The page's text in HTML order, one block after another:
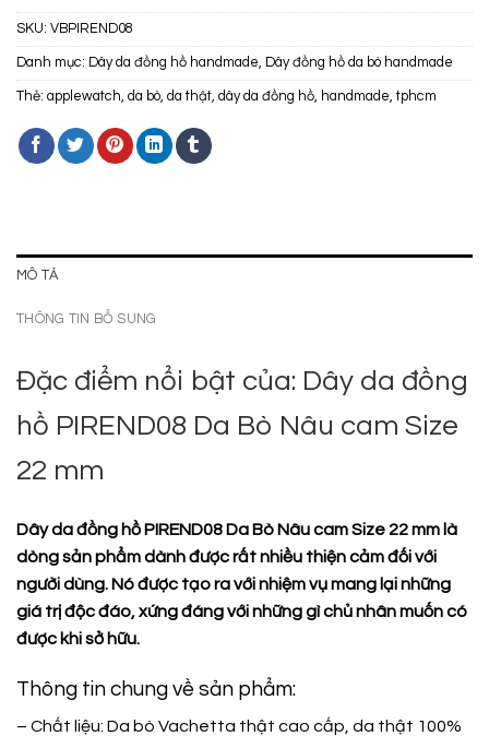
SKU: VBPIREND08
Danh mục: Dây da đồng hồ handmade, Dây đồng hồ da bò handmade
Thẻ: applewatch, da bò, da thật, dây da đồng hồ, handmade,tphcm
MÔ TẢ
THÔNG TIN BỔ SUNG
Đặc điểm nổi bật của: Dây da đồng
hồ PIREND08 Da Bò Nâu cam Size
22 mm
Dây da đồng hồ PIREND08 Da Bò Nâu cam Size 22 mm là
dòng sản phẩm dành được rất nhiều thiện cảm đối với
người dùng. Nó được tạo ra với nhiệm vụ mang lại những
giá trị độc đáo, xứng đáng với những gì chủ nhân muốn có
được khi sở hữu.
Thông tin chung về sản phẩm:
– Chất liệu: Da bò Vachetta thật cao cấp, da thật 100%